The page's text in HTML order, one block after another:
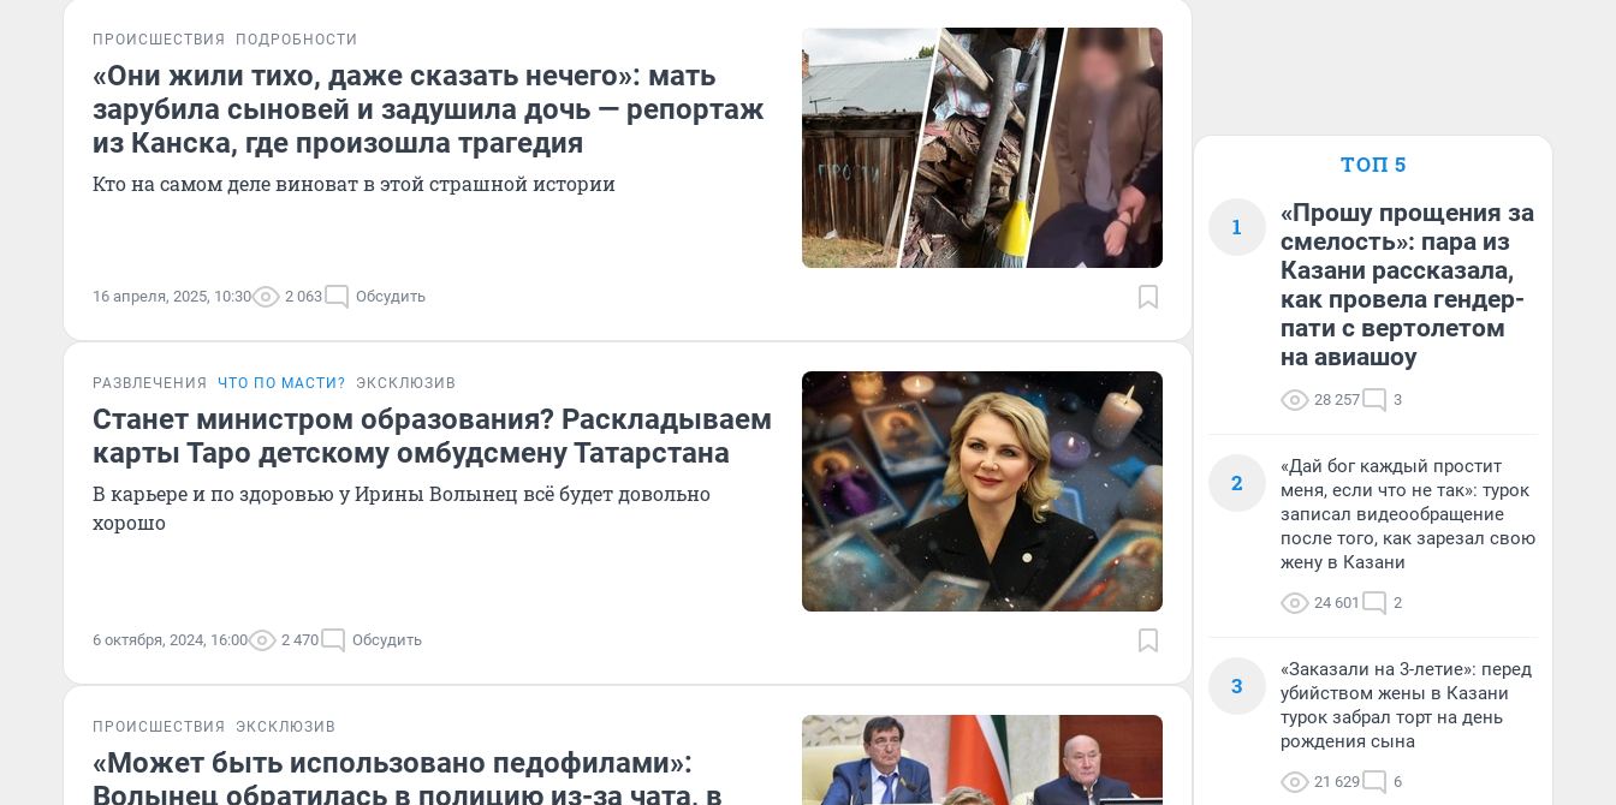
ПРОИСШЕСТВИЯ ПОДРОБНОСТИ
«Они жили тихо, даже сказать нечего»: мать
зарубила сыновей и задушила дочь — репортаж
из Канска, где произошла трагедия
Кто на самом деле виноват в этой страшной истории
16 апреля, 2025, 10:30 2 063 Обсудить
РАЗВЛЕЧЕНИЯ ЧТО ПО МАСТИ? ЭКСКЛЮЗИВ
Станет министром образования? Раскладываем
карты Таро детскому омбудсмену Татарстана
В карьере и по здоровью у Ирины Волынец всё будет довольно
хорошо
6 октября, 2024, 16:00 2 470 Обсудить
ПРОИСШЕСТВИЯ ЭКСКЛЮЗИВ
«Может быть использовано педофилами»:
Волынец обратилась в полицию из-за чата, в
ТОП 5
1
«Прошу прощения за
смелость»: пара из
Казани рассказала,
как провела гендер-
пати с вертолетом
на авиашоу
28 257 3
2
«Дай бог каждый простит
меня, если что не так»: турок
записал видеообращение
после того, как зарезал свою
жену в Казани
24 601 2
3
«Заказали на 3-летие»: перед
убийством жены в Казани
турок забрал торт на день
рождения сына
21 629 6